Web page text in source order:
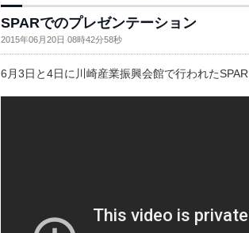
SPARでのプレゼンテーション
2015年06月20日 08時42分58秒
6月3日と4日に川崎産業振興会館で行われた